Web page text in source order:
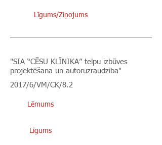
Līgums/Ziņojums
"SIA “CĒSU KLĪNIKA” telpu izbūves
projektēšana un autoruzraudzība"
2017/6/VM/CK/8.2
Lēmums
Līgums